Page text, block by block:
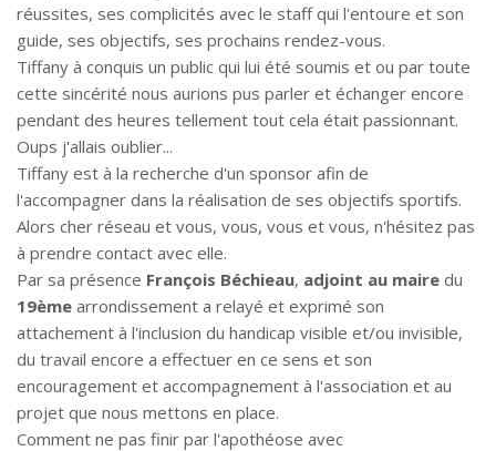
réussites, ses complicités avec le staff qui l'entoure et son
guide, ses objectifs, ses prochains rendez-vous.
Tiffany à conquis un public qui lui été soumis et ou par toute
cette sincérité nous aurions pus parler et échanger encore
pendant des heures tellement tout cela était passionnant.
Oups j'allais oublier...
Tiffany est à la recherche d'un sponsor afin de
l'accompagner dans la réalisation de ses objectifs sportifs.
Alors cher réseau et vous, vous, vous et vous, n'hésitez pas
à prendre contact avec elle.
Par sa présence François Béchieau, adjoint au maire du
19ème arrondissement a relayé et exprimé son
attachement à l'inclusion du handicap visible et/ou invisible,
du travail encore a effectuer en ce sens et son
encouragement et accompagnement à l'association et au
projet que nous mettons en place.
Comment ne pas finir par l'apothéose avec